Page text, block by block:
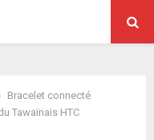
Bracelet connecté
Tawaïnais HTC